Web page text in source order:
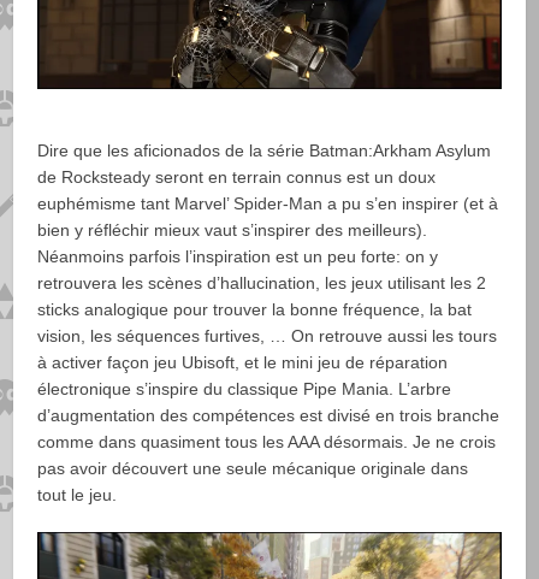
Dire que les aficionados de la série Batman:Arkham Asylum
de Rocksteady seront en terrain connus est un doux
euphémisme tant Marvel’ Spider-Man a pu s’en inspirer (et à
bien y réfléchir mieux vaut s’inspirer des meilleurs).
Néanmoins parfois l’inspiration est un peu forte: on y
retrouvera les scènes d’hallucination, les jeux utilisant les 2
sticks analogique pour trouver la bonne fréquence, la bat
vision, les séquences furtives, … On retrouve aussi les tours
à activer façon jeu Ubisoft, et le mini jeu de réparation
électronique s’inspire du classique Pipe Mania. L’arbre
d’augmentation des compétences est divisé en trois branche
comme dans quasiment tous les AAA désormais. Je ne crois
pas avoir découvert une seule mécanique originale dans
tout le jeu.